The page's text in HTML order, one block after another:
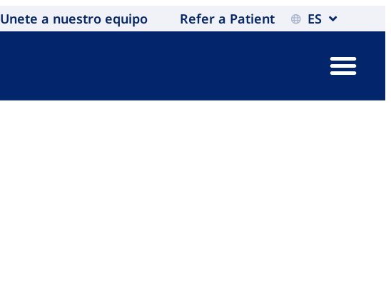
Unete a nuestro equipo Refer a Patient ES